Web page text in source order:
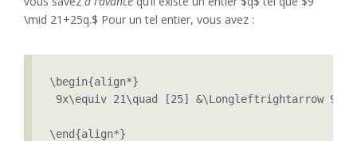
\mid 21+25q.$ Pour un tel entier, vous avez :
\begin{align*}
9x\equiv 21\quad [25] &\Longleftrightarrow
\end{align*}